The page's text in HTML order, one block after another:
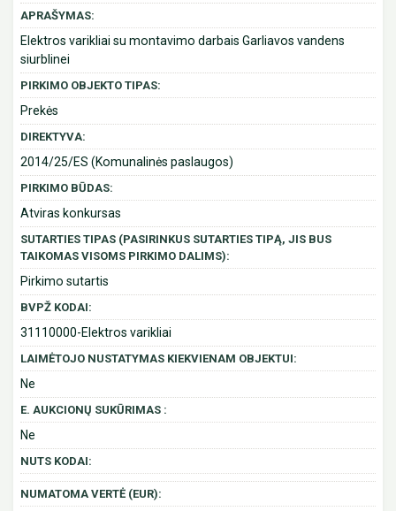
APRAŠYMAS:
Elektros varikliai su montavimo darbais Garliavos vandens
siurblinei
PIRKIMO OBJEKTO TIPAS:
Prekės
DIREKTYVA:
2014/25/ES (Komunalinės paslaugos)
PIRKIMO BŪDAS:
Atviras konkursas
SUTARTIES TIPAS (PASIRINKUS SUTARTIES TIPĄ, JIS BUS
TAIKOMAS VISOMS PIRKIMO DALIMS):
Pirkimo sutartis
BVPŽ KODAI:
31110000-Elektros varikliai
LAIMĖTOJO NUSTATYMAS KIEKVIENAM OBJEKTUI:
Ne
E. AUKCIONŲ SUKŪRIMAS :
Ne
NUTS KODAI:
NUMATOMA VERTĖ (EUR):